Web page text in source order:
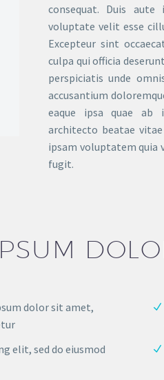
consequat. Duis
voluptate velit esse
Excepteur sint
culpa qui officia
perspiciatis unde
accusantium
eaque ipsa quae
architecto beatae
ipsam voluptatem quia
fugit.
dolor sit amet,
elit, sed do eiusmod